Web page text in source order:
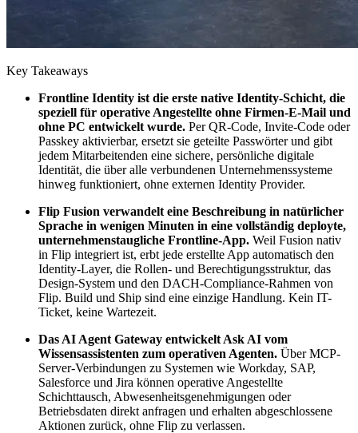
Key Takeaways
Frontline Identity ist die erste native Identity-Schicht, die
speziell für operative Angestellte ohne Firmen-E-Mail und
ohne PC entwickelt wurde. Per QR-Code, Invite-Code oder
Passkey aktivierbar, ersetzt sie geteilte Passwörter und gibt
jedem Mitarbeitenden eine sichere, persönliche digitale
Identität, die über alle verbundenen Unternehmenssysteme
hinweg funktioniert, ohne externen Identity Provider.
Flip Fusion verwandelt eine Beschreibung in natürlicher
Sprache in wenigen Minuten in eine vollständig deployte,
unternehmenstaugliche Frontline-App. Weil Fusion nativ
in Flip integriert ist, erbt jede erstellte App automatisch den
Identity-Layer, die Rollen- und Berechtigungsstruktur, das
Design-System und den DACH-Compliance-Rahmen von
Flip. Build und Ship sind eine einzige Handlung. Kein IT-
Ticket, keine Wartezeit.
Das AI Agent Gateway entwickelt Ask AI vom
Wissensassistenten zum operativen Agenten. Über MCP-
Server-Verbindungen zu Systemen wie Workday, SAP,
Salesforce und Jira können operative Angestellte
Schichttausch, Abwesenheitsgenehmigungen oder
Betriebsdaten direkt anfragen und erhalten abgeschlossene
Aktionen zurück, ohne Flip zu verlassen.